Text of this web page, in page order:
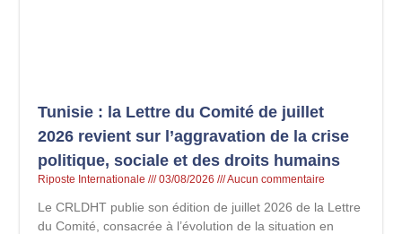
Tunisie : la Lettre du Comité de juillet
2026 revient sur l’aggravation de la crise
politique, sociale et des droits humains
Riposte Internationale 03/08/2026 Aucun commentaire
Le CRLDHT publie son édition de juillet 2026 de la Lettre
du Comité, consacrée à l’évolution de la situation en